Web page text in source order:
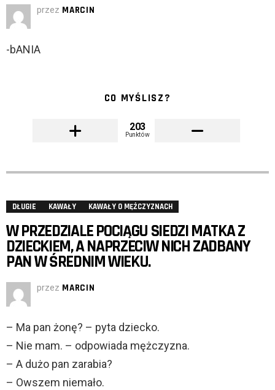
przez MARCIN
-bANIA
CO MYŚLISZ?
203
Punktów
DŁUGIE KAWAŁY KAWAŁY O MĘŻCZYZNACH
W PRZEDZIALE POCIĄGU SIEDZI MATKA Z
DZIECKIEM, A NAPRZECIW NICH ZADBANY
PAN W ŚREDNIM WIEKU.
przez MARCIN
– Ma pan żonę? – pyta dziecko.
– Nie mam. – odpowiada mężczyzna.
– A dużo pan zarabia?
– Owszem niemało.